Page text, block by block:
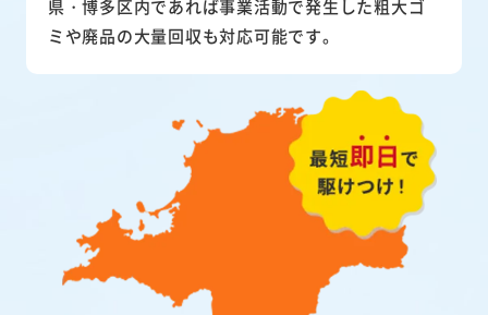
県・博多区内であれば事業活動で発生した粗大ゴ
ミや廃品の大量回収も対応可能です。